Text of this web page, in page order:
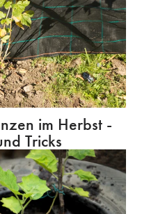
im Herbst -
Tricks